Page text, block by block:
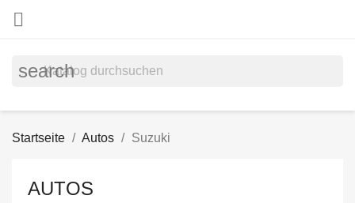

search
Startseite Autos Suzuki
AUTOS